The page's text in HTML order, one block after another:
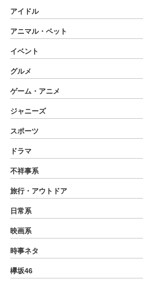
アイドル
アニマル・ペット
イベント
グルメ
ゲーム・アニメ
ジャニーズ
スポーツ
ドラマ
不祥事系
旅行・アウトドア
日常系
映画系
時事ネタ
欅坂46